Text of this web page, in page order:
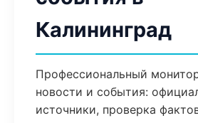
Калининград
Профессиональный
новости и события:
источники, проверка